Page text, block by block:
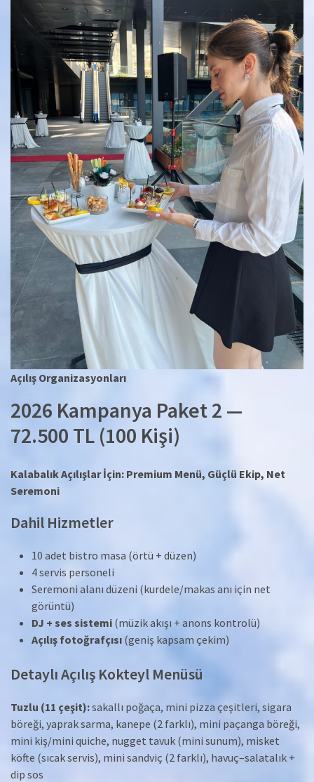
Açılış Organizasyonları
2026 Kampanya Paket 2 —
72.500 TL (100 Kişi)
Kalabalık Açılışlar İçin: Premium Menü, Güçlü Ekip, Net
Seremoni
Dahil Hizmetler
10 adet bistro masa (örtü + düzen)
4 servis personeli
Seremoni alanı düzeni (kurdele/makas anı için net
görüntü)
DJ + ses sistemi (müzik akışı + anons kontrolü)
Açılış fotoğrafçısı (geniş kapsam çekim)
Detaylı Açılış Kokteyl Menüsü
Tuzlu (11 çeşit):sakallı poğaça, mini pizza çeşitleri, sigara
böreği, yaprak sarma, kanepe (2 farklı), mini paçanga böreği,
mini kiş/mini quiche, nugget tavuk (mini sunum), misket
köfte (sıcak servis), mini sandviç (2 farklı), havuç–salatalık +
dip sos